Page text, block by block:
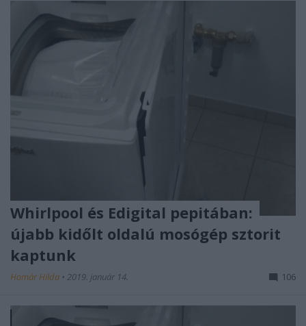
Whirlpool és Edigital pepitában:
újabb kidőlt oldalú mosógép sztorit
kaptunk
Homár Hilda • 2019. január 14. 106